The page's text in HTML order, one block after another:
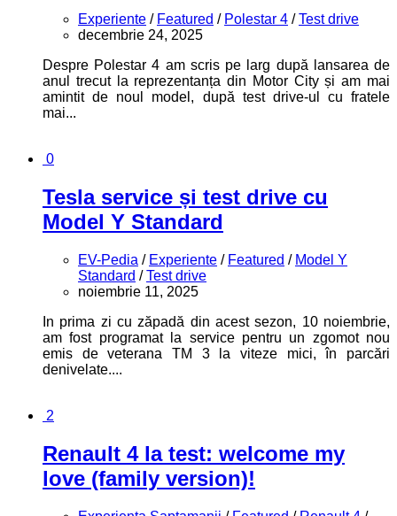
Experiente / Featured / Polestar 4 /Test drive
decembrie 24, 2025
Despre Polestar 4 am scris pe larg după lansarea de
anul trecut la reprezentanța din Motor City și am mai
amintit de noul model, după test drive-ul cu fratele
mai...
0
Tesla service și test drive cu
Model Y Standard
EV-Pedia / Experiente / Featured / Model Y
Standard /Test drive
noiembrie 11, 2025
In prima zi cu zăpadă din acest sezon, 10 noiembrie,
am fost programat la service pentru un zgomot nou
emis de veterana TM 3 la viteze mici, în parcări
denivelate....
2
Renault 4 la test: welcome my
love (family version)!